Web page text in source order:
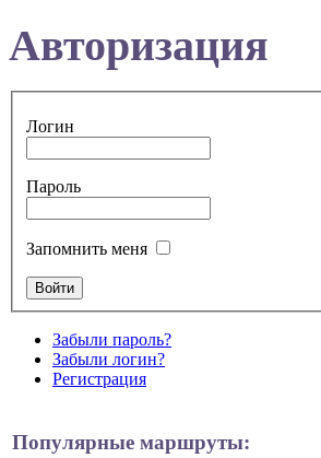
Авторизация
Логин
Пароль
Запомнить меня
Забыли пароль?
Забыли логин?
Регистрация
Популярные маршруты: